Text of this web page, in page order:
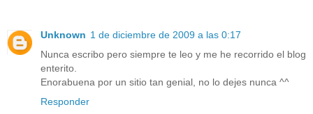
Unknown 1 de diciembre de 2009 a las 0:17
Nunca escribo pero siempre te leo y me he recorrido el blog
enterito.
Enorabuena por un sitio tan genial, no lo dejes nunca ^^
Responder